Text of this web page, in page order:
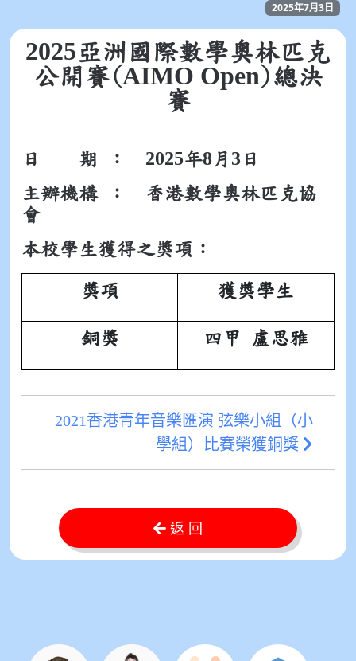
2025年7月3日
2025 亞洲國際數學奧林匹克
公開賽(AIMO Open)總決
賽
日 期 ： 2025年8 月 3 日
主辦機構 ： 香港數學奧林匹克協
會
本校學生獲得之獎項：
獎項 獲獎學生
銅獎 四甲 盧思雅
2021香港青年音樂匯演 弦樂小組（小
學組）比賽榮獲銅獎
返 回